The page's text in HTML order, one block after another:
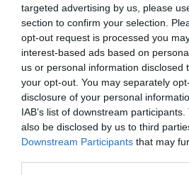
targeted advertising by us, please
section to confirm your selection.
opt-out request is processed you
interest-based ads based on
us or personal information disclosed
your opt-out. You may separately
disclosure of your personal
IAB’s list of downstream
also be disclosed by us to third
Downstream Participants that may
(respiro, postura, parti e azioni
sensazioni, poi sulla mente e gli
Individua cinque ostacoli:
indolenza, ansia e dubbio, a cui
fattori del risveglio”: presenza
investigazione dei fenomeni,
gioia, serenità, concentrazione
da: